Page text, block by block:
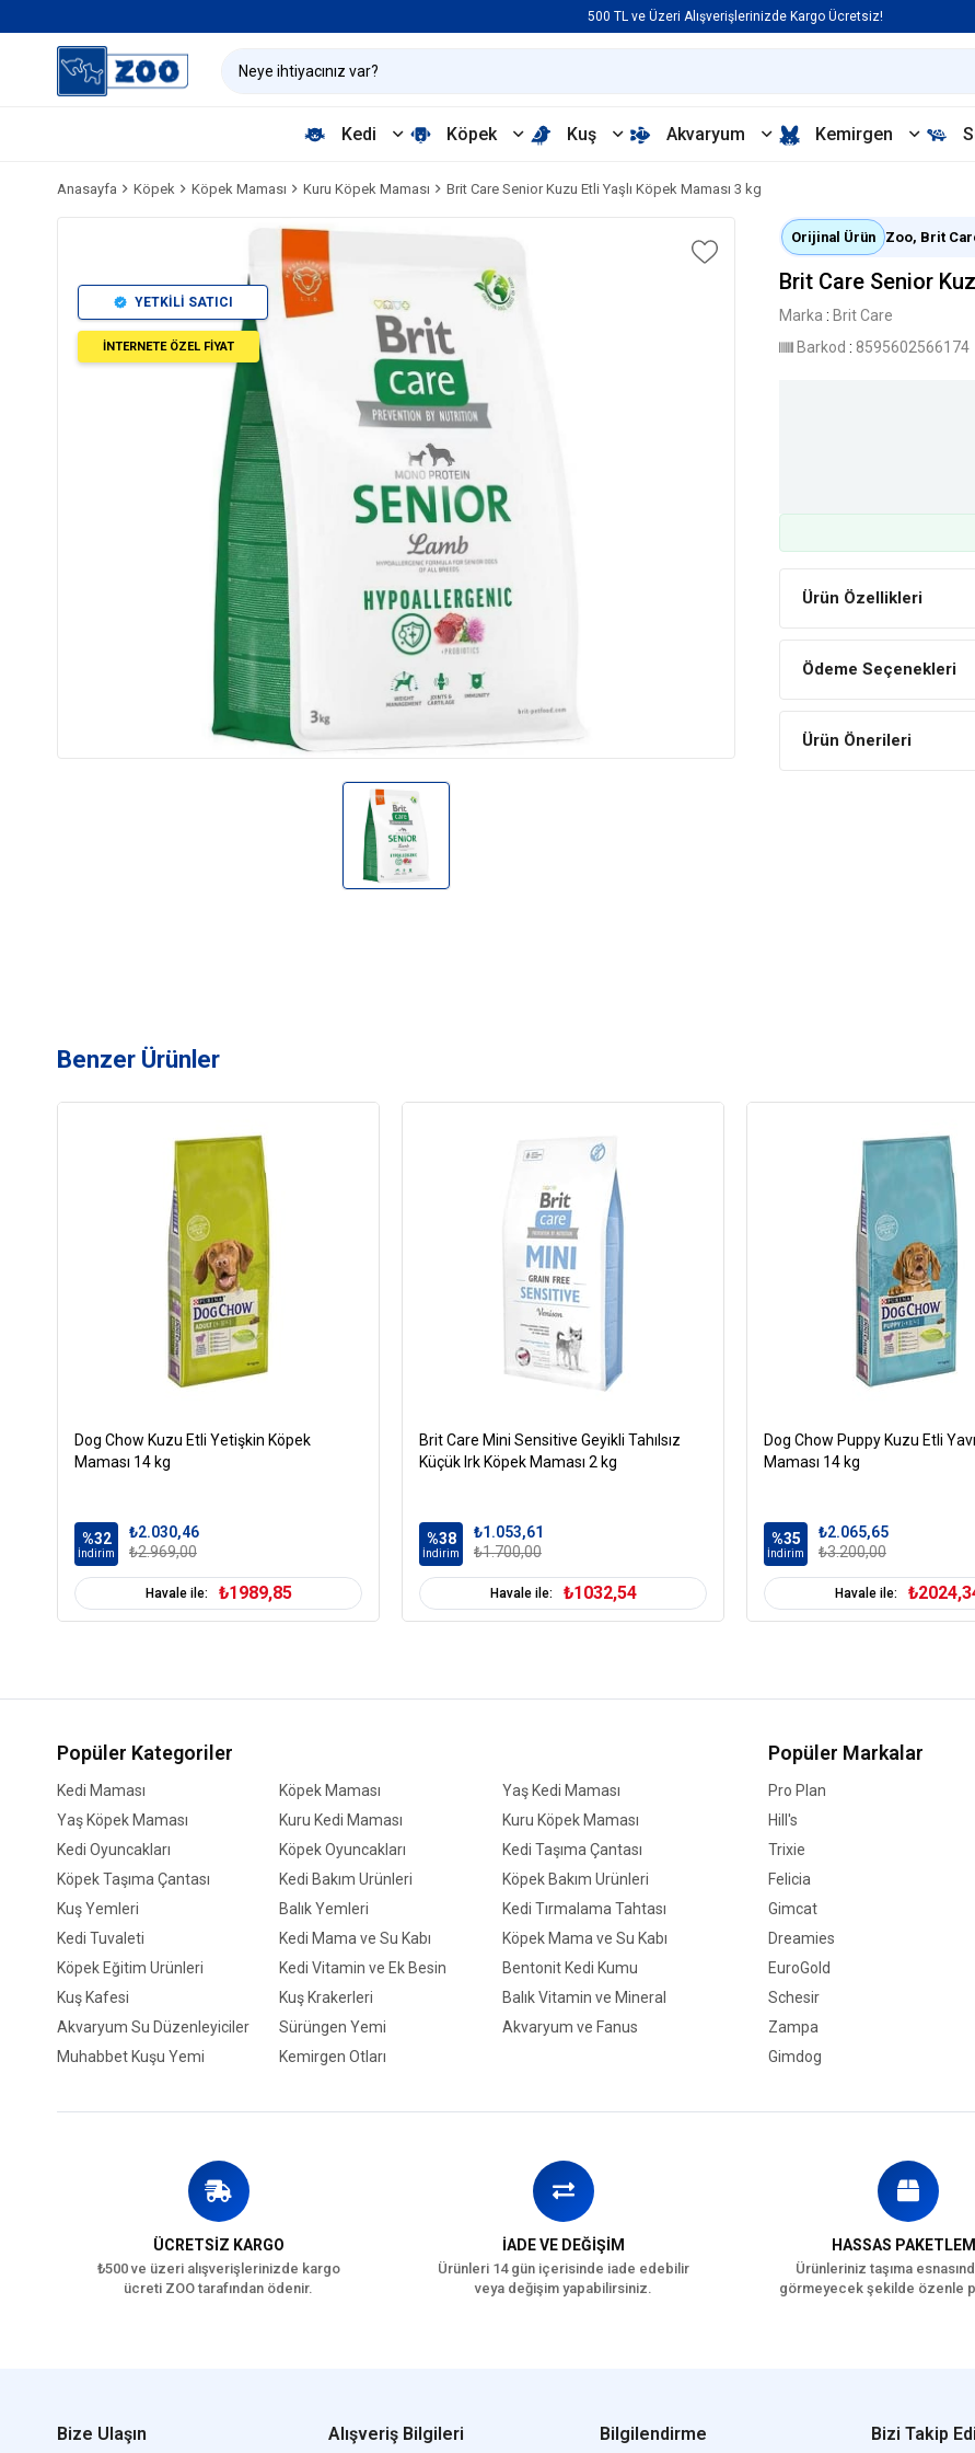
500 TL ve Üzeri Alışverişlerinizde Kargo Ücretsiz!
Kedi Köpek Kuş Akvaryum Kemirgen
Anasayfa Köpek Köpek Maması Kuru Köpek Maması Brit Care Senior Kuzu Etli Yaşlı Köpek Maması 3 kg
YETKİLİ SATICI
İNTERNETE ÖZEL FİYAT
Orijinal Ürün Zoo, Brit
Brit Care Senior
Marka : Brit Care
Barkod : 8595602566174
Ürün Özellikleri
Ödeme Seçenekleri
Ürün Önerileri
Benzer Ürünler
Dog Chow Kuzu Etli Yetişkin Köpek
Maması 14 kg
%32
İndirim
₺2.030,46
₺2.969,00
Havale ile: ₺1989,85
Brit Care Mini Sensitive Geyikli Tahılsız
Küçük Irk Köpek Maması 2 kg
%38
İndirim
₺1.053,61
₺1.700,00
Havale ile: ₺1032,54
Dog Chow Puppy Kuzu Etli
Maması 14 kg
%35
İndirim
₺2.065,65
₺3.200,00
Havale ile:
Popüler Kategoriler
Kedi Maması Köpek Maması
Yaş Kedi Maması
Yaş Köpek Maması
Kuru Kedi Maması
Kuru Köpek Maması
Kedi Oyuncakları
Köpek Oyuncakları
Kedi Taşıma Çantası
Köpek Taşıma Çantası
Kedi Bakım Ürünleri
Köpek Bakım Ürünleri
Kuş Yemleri
Balık Yemleri
Kedi Tırmalama Tahtası
Kedi Tuvaleti
Kedi Mama ve Su Kabı
Köpek Mama ve Su Kabı
Köpek Eğitim Ürünleri
Kedi Vitamin ve Ek Besin
Bentonit Kedi Kumu
Kuş Kafesi
Kuş Krakerleri
Balık Vitamin ve Mineral
Akvaryum Su Düzenleyiciler
Sürüngen Yemi
Akvaryum ve Fanus
Muhabbet Kuşu Yemi
Kemirgen Otları
Popüler Markalar
Pro Plan
Hill's
Trixie
Felicia
Gimcat
Dreamies
EuroGold
Schesir
Zampa
Gimdog
ÜCRETSİZ KARGO
₺500 ve üzeri alışverişlerinizde kargo
ücreti ZOO tarafından ödenir.
İADE VE DEĞİŞİM
Ürünleri 14 gün içerisinde iade edebilir
veya değişim yapabilirsiniz.
HASSAS
Ürünleriniz taşıma
görmeyecek şekilde özenle
Bize Ulaşın Alışveriş Bilgileri Bilgilendirme Bizi Takip